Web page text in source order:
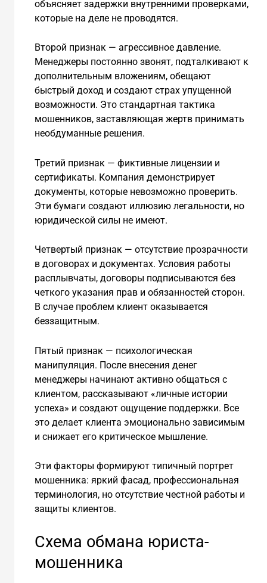
объясняет задержки внутренними проверками,
которые на деле не проводятся.
Второй признак — агрессивное давление.
Менеджеры постоянно звонят, подталкивают к
дополнительным вложениям, обещают
быстрый доход и создают страх упущенной
возможности. Это стандартная тактика
мошенников, заставляющая жертв принимать
необдуманные решения.
Третий признак — фиктивные лицензии и
сертификаты. Компания демонстрирует
документы, которые невозможно проверить.
Эти бумаги создают иллюзию легальности, но
юридической силы не имеют.
Четвертый признак — отсутствие прозрачности
в договорах и документах. Условия работы
расплывчаты, договоры подписываются без
четкого указания прав и обязанностей сторон.
В случае проблем клиент оказывается
беззащитным.
Пятый признак — психологическая
манипуляция. После внесения денег
менеджеры начинают активно общаться с
клиентом, рассказывают «личные истории
успеха» и создают ощущение поддержки. Все
это делает клиента эмоционально зависимым
и снижает его критическое мышление.
Эти факторы формируют типичный портрет
мошенника: яркий фасад, профессиональная
терминология, но отсутствие честной работы и
защиты клиентов.
Схема обмана юриста-
мошенника